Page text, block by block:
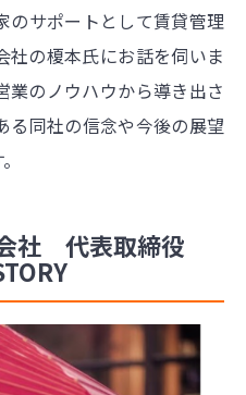
のサポートとして賃貸管理
社の榎本氏にお話を伺いま
業のノウハウから導き出さ
る同社の信念や今後の展望
社 代表取締役